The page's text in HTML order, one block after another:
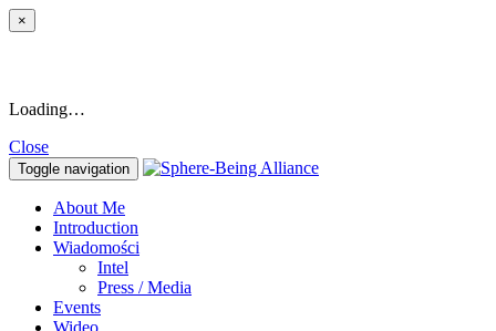
×
Loading…
Close
Toggle navigation
About Me
Introduction
Wiadomości
Intel
Press / Media
Events
Wideo